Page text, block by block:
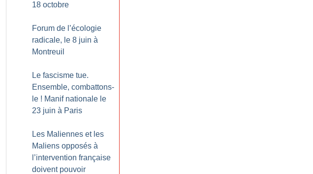
18 octobre
Forum de l’écologie
radicale, le 8 juin à
Montreuil
Le fascisme tue.
Ensemble, combattons-
le ! Manif nationale le
23 juin à Paris
Les Maliennes et les
Maliens opposés à
l’intervention française
doivent pouvoir